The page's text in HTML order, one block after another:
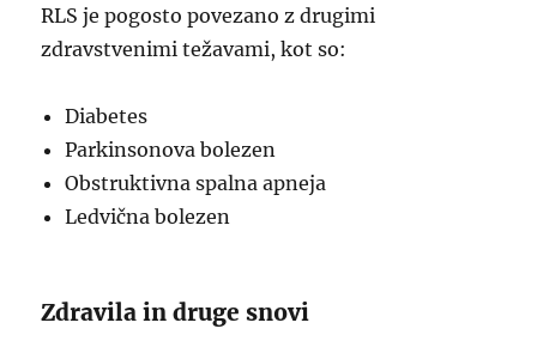
RLS je pogosto povezano z drugimi
zdravstvenimi težavami, kot so:
Diabetes
Parkinsonova bolezen
Obstruktivna spalna apneja
Ledvična bolezen
Zdravila in druge snovi